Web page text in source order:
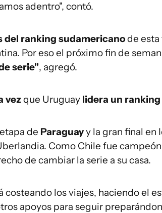
adentro", contó.
del ranking sudamericanode
Por eso el próximo fin de
serie", agregó.
vezque Uruguay lidera un ranking
de Paraguayy la gran final en
Como Chile fue
de cambiar la serie a su casa.
costeando los viajes, haciendo el
apoyos para seguir